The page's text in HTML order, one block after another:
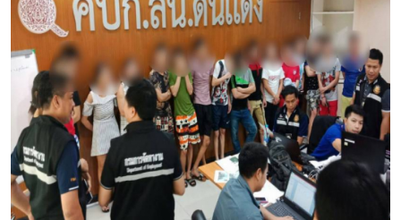
ไลฟ์สไตล์
สังคมออนไลน์
พระดอทกะฉ่อน
กะฉ่อนช้อปปิ้ง